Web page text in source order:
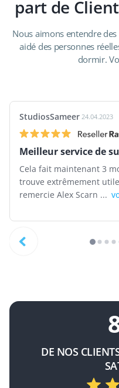
part de
Nous aimons entendre
aidé des personnes
dormir.
StudiosSameer 24.04.2023
Meilleur service de
Cela fait maintenant 3
trouve extrêmement
remercie Alex Scarn ...
DE NOS